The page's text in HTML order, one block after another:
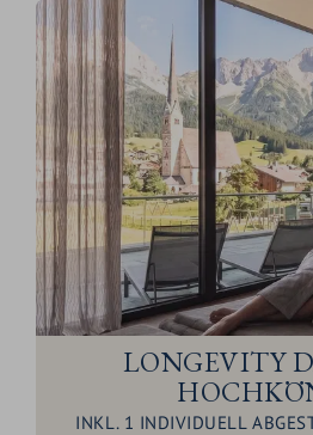
LONGEVITY
INKL. 1 INDIVIDUELL